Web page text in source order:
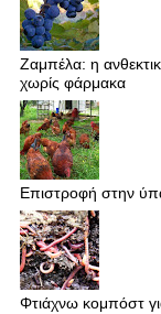
Ζαμπέλα: η
χωρίς φάρμακα
Επιστροφή στην
Φτιάχνω κομπόστ